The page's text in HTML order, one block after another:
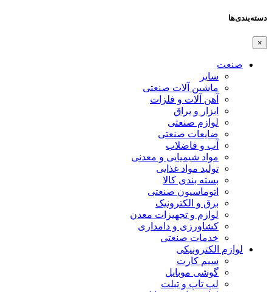
دسته‌بندی‌ها
×
صنعت
سایر
ماشین آلات صنعتی
آهن آلات و فلزات
ابزار و یراق
لوازم صنعتی
ضایعات صنعتی
آب و فاضلاب
مواد شیمیایی و معدنی
تولید مواد غذایی
بسته بندی کالا
اتوماسیون صنعتی
برق و الکترونیک
لوازم و تجهیزات معدن
کشاورزی و دامداری
خدمات صنعتی
لوازم الکترونیکی
سیم کارت
گوشی موبایل
لپ تاپ و تبلت